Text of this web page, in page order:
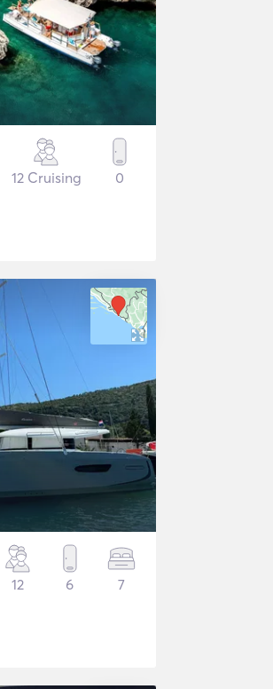
12 Cruising 0
12 6 7